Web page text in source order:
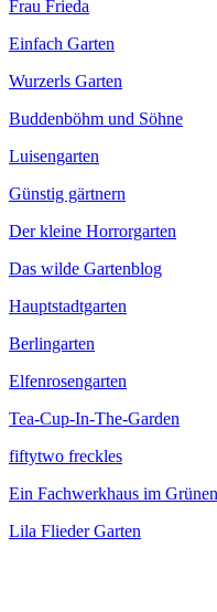
Frau Frieda
Einfach Garten
Wurzerls Garten
Buddenböhm und Söhne
Luisengarten
Günstig gärtnern
Der kleine Horrorgarten
Das wilde Gartenblog
Hauptstadtgarten
Berlingarten
Elfenrosengarten
Tea-Cup-In-The-Garden
fiftytwo freckles
Ein Fachwerkhaus im Grünen
Lila Flieder Garten